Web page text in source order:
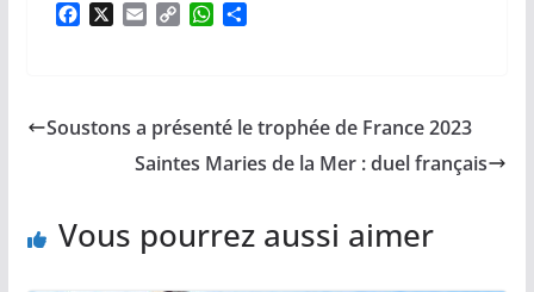
o
i
n
W
A
p
g
e
Soustons a présenté le trophée de France 2023
Saintes Maries de la Mer : duel français
Vous pourrez aussi aimer